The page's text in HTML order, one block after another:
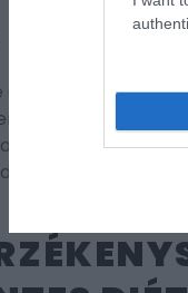
a
páciensek
reakció okozhatja.